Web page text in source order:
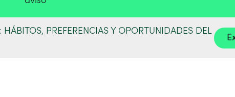
PREFERENCIAS Y OPORTUNIDADES DEL